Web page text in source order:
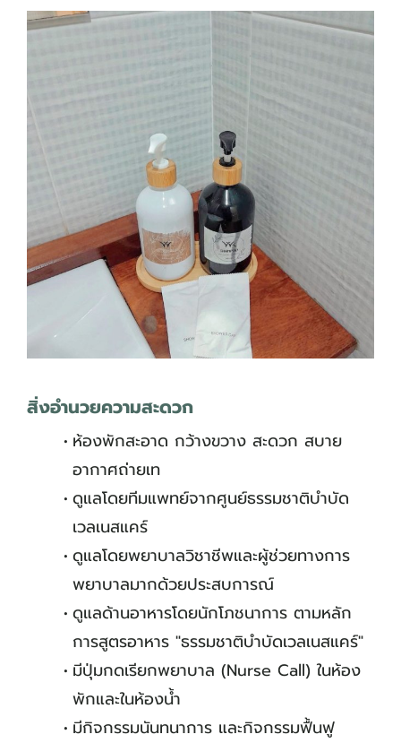
สิ่งอำนวยความสะดวก
ห้องพักสะอาด กว้างขวาง สะดวก สบาย
อากาศถ่ายเท
ดูแลโดยทีมแพทย์จากศูนย์ธรรมชาติบำบัด
เวลเนสแคร์
ดูแลโดยพยาบาลวิชาชีพและผู้ช่วยทางการ
พยาบาลมากด้วยประสบการณ์
ดูแลด้านอาหารโดยนักโภชนาการ ตามหลัก
การสูตรอาหาร "ธรรมชาติบำบัดเวลเนสแคร์"
มีปุ่มกดเรียกพยาบาล (Nurse Call) ในห้อง
พักและในห้องน้ำ
มีกิจกรรมนันทนาการ และกิจกรรมฟื้นฟู